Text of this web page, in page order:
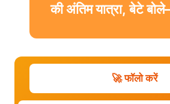
की अंतिम यात्रा, बेटे
🚀 फॉलो करें